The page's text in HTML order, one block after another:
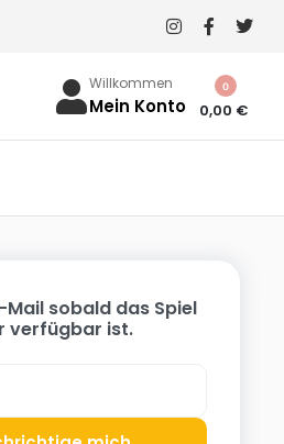
Willkommen
Mein Konto 0,00 €
0
Mail sobald das Spiel
verfügbar ist.